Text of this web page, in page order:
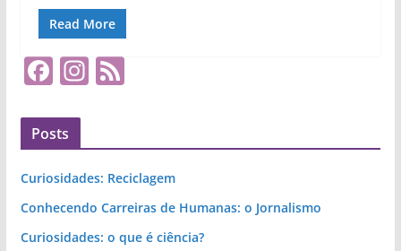
c
e
b
o
o
k
i
t
t
e
r
n
t
e
r
e
s
a
s
A
p
Read More
F
c
e
b
o
o
In
gr
a
m
F
d
Posts
Curiosidades: Reciclagem
Conhecendo Carreiras de Humanas: o Jornalismo
Curiosidades: o que é ciência?